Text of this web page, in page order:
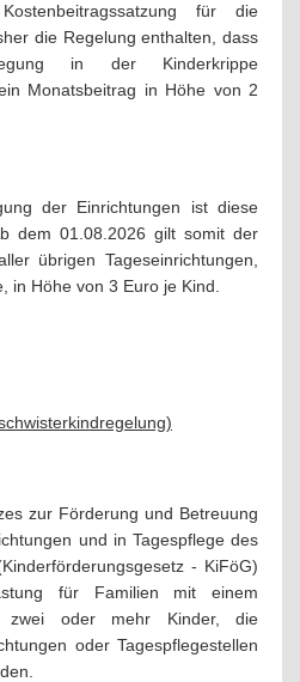
für die
die Regelung enthalten, dass
in der Kinderkrippe
Monatsbeitrag in Höhe von 2
der Einrichtungen ist diese
dem 01.08.2026 gilt somit der
übrigen Tageseinrichtungen,
in Höhe von 3 Euro je Kind.
zur Förderung und Betreuung
und in Tagespflege des
- KiFöG)
für Familien mit einem
zwei oder mehr Kinder, die
oder Tagespflegestellen